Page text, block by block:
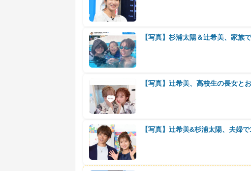
【写真】杉浦太陽＆辻希美、家族
【写真】辻希美、高校生の長女と
【写真】辻希美&杉浦太陽、夫婦